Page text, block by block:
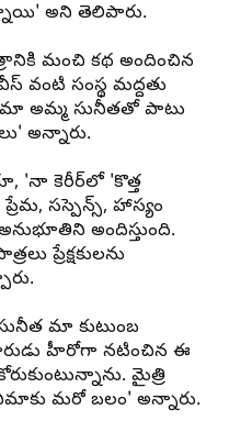
అని తెలిపారు.
మంచి కథ అందించిన
వంటి సంస్థ మద్దతు
మా అమ్మ సునీతతో పాటు
అన్నారు.
'నా కెరీర్‌లో 'కొత్త
ప్రేమ, సస్పెన్స్, హాస్యం
అందిస్తుంది.
ప్రేక్షకులను
మా కుటుంబ
హీరోగా నటించిన ఈ
మైత్రి
మరో బలం' అన్నారు.